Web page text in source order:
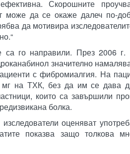
Скорошните
може да се окаже далеч по-
да мотивира
са го направили. През 2006
значително
с фибромиалгия. На
на ТХК, без да им се дава
които са завършили
болка.
оценяват
показва защо толкова